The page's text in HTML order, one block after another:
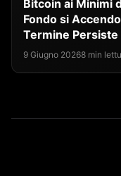
Bitcoin ai Minimi
Fondo si
Termine Persiste
9 Giugno 20268 min